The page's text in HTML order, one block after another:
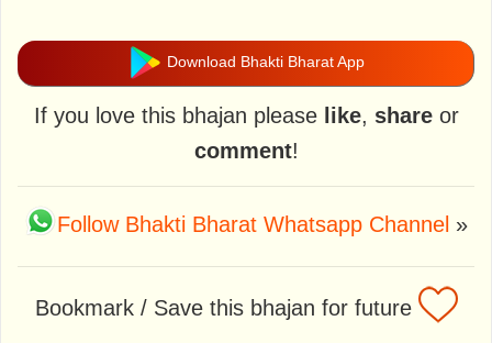
Download Bhakti Bharat App
If you love this bhajan please like, shareor
comment!
Follow Bhakti Bharat Whatsapp Channel »
Bookmark / Save this bhajan for future